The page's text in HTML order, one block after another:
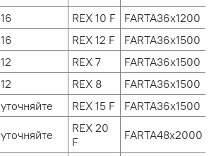
16 REX 10 F FARTA36x1200
16 REX 12 F
FARTA36х1500
12 REX 7
FARTA36х1500
12 REX 8 FARTA36х1500
уточняйте REX 15 F FARTA36х1500
уточняйте
REX 20
F
FARTA48x2000